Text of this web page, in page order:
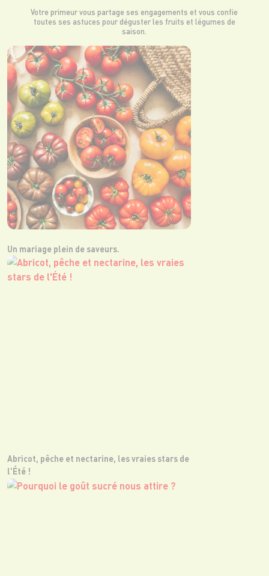
Votre primeur vous partage ses engagements et vous confie
toutes ses astuces pour déguster les fruits et légumes de
saison.
Un mariage plein de saveurs.
Abricot, pêche et nectarine, les vraies stars de
l'Été !